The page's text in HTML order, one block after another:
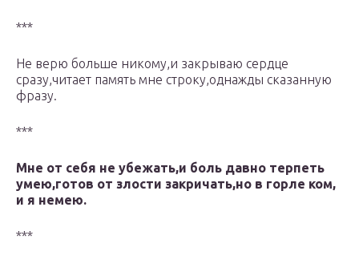
***
Не верю больше никому,и закрываю сердце
сразу,читает память мне строку,однажды сказанную
фразу.
***
Мне от себя не убежать,и боль давно терпеть
умею,готов от злости закричать,но в горле ком,
и я немею.
***